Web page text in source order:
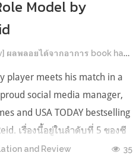
Model by
จากอาการ book hangover หลังอ่านสารพัน MM Romance
player meets his match in a
social media manager,
and USA TODAY bestselling
เรื่องนี้อยู่ในลำดับที่ 5 ของซี
แต่เป็นเรื่องที่ 3 ที่เราหยิบมา
and Review 35